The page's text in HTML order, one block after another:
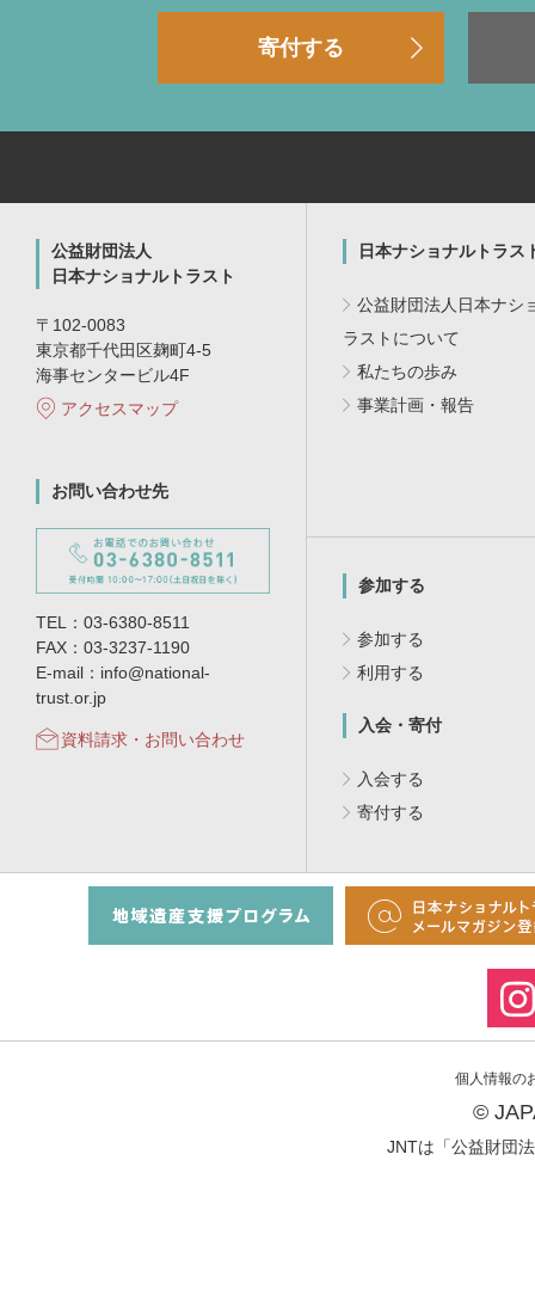
寄付する
公益財団法人
日本ナショナルトラスト
〒102-0083
東京都千代田区麹町4-5
海事センタービル4F
アクセスマップ
お問い合わせ先
TEL：03-6380-8511
FAX：03-3237-1190
E-mail：info@national-
trust.or.jp
資料請求・お問い合わせ
日本ナショナルトラス
公益財団法人日本ナシ
ラストについて
私たちの歩み
事業計画・報告
参加する
参加する
利用する
入会・寄付
入会する
寄付する
個人情報の
©
JNTは「公益財団